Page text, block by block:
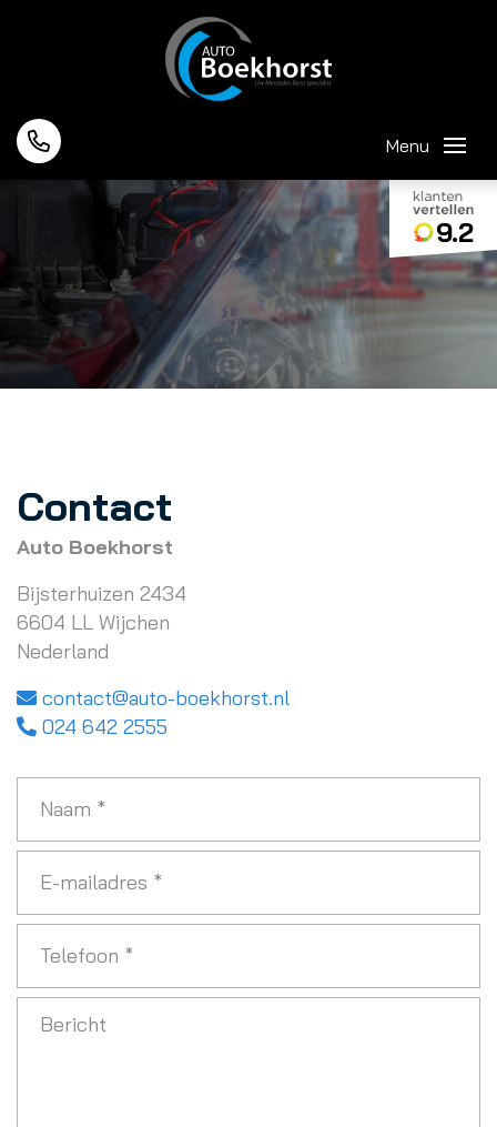
Menu
9.2
Contact
Auto Boekhorst
Bijsterhuizen 2434
6604 LL Wijchen
Nederland
contact@auto-boekhorst.nl
024 642 2555
mailadres *